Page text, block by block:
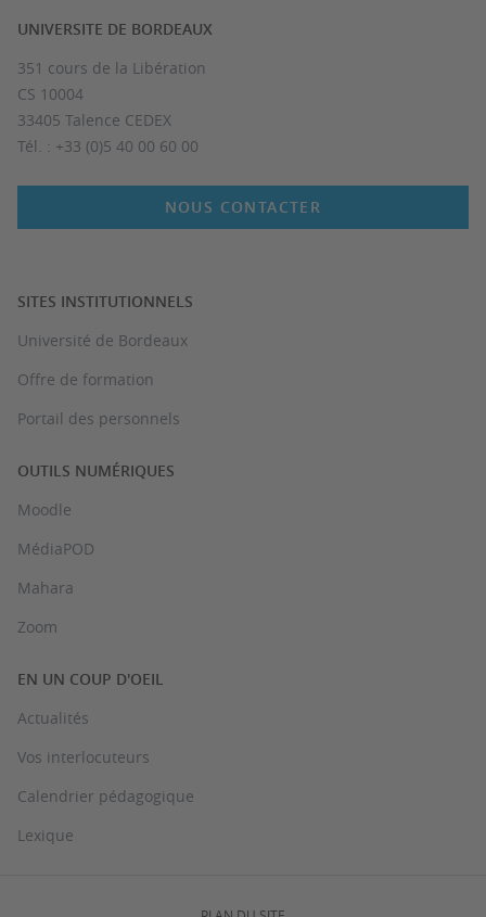
UNIVERSITE DE BORDEAUX
351 cours de la Libération
CS 10004
33405 Talence CEDEX
Tél. : +33 (0)5 40 00 60 00
NOUS CONTACTER
SITES INSTITUTIONNELS
Université de Bordeaux
Offre de formation
Portail des personnels
OUTILS NUMÉRIQUES
Moodle
MédiaPOD
Mahara
Zoom
EN UN COUP D'OEIL
Actualités
Vos interlocuteurs
Calendrier pédagogique
Lexique